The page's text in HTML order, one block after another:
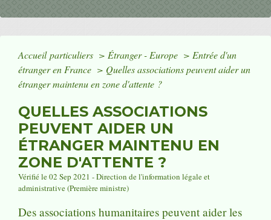
Accueil particuliers > Étranger - Europe > Entrée d'un
étranger en France > Quelles associations peuvent aider un
étranger maintenu en zone d'attente ?
QUELLES ASSOCIATIONS
PEUVENT AIDER UN
ÉTRANGER MAINTENU EN
ZONE D'ATTENTE ?
Vérifié le 02 Sep 2021 - Direction de l'information légale et
administrative (Première ministre)
Des associations humanitaires peuvent aider les